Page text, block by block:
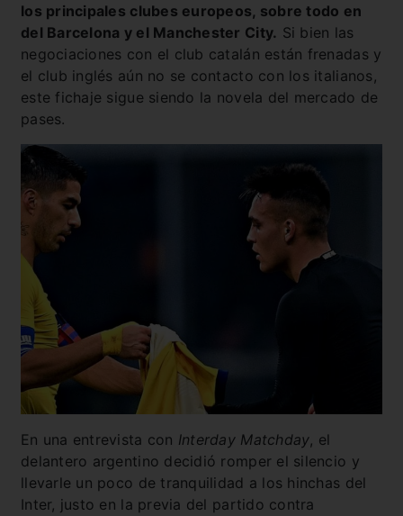
los principales clubes europeos, sobre todo en
del Barcelona y el Manchester City. Si bien las
negociaciones con el club catalán están frenadas y
el club inglés aún no se contacto con los italianos,
este fichaje sigue siendo la novela del mercado de
pases.
En una entrevista con Interday Matchday, el
delantero argentino decidió romper el silencio y
llevarle un poco de tranquilidad a los hinchas del
Inter, justo en la previa del partido contra